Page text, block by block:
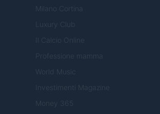
Milano Cortina
Luxury Club
Il Calcio Online
Professione mamma
World Music
Investimenti Magazine
Money 365